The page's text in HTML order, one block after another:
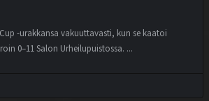
-urakkansa vakuuttavasti, kun se kaatoi
0–11 Salon Urheilupuistossa. ...